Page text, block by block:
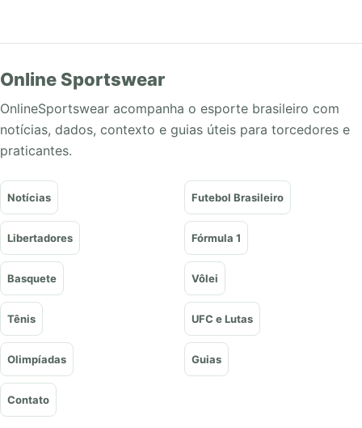
Online Sportswear
OnlineSportswear acompanha o esporte brasileiro com
notícias, dados, contexto e guias úteis para torcedores e
praticantes.
Notícias Futebol Brasileiro
Libertadores Fórmula 1
Basquete Vôlei
Tênis UFC e Lutas
Olimpíadas Guias
Contato